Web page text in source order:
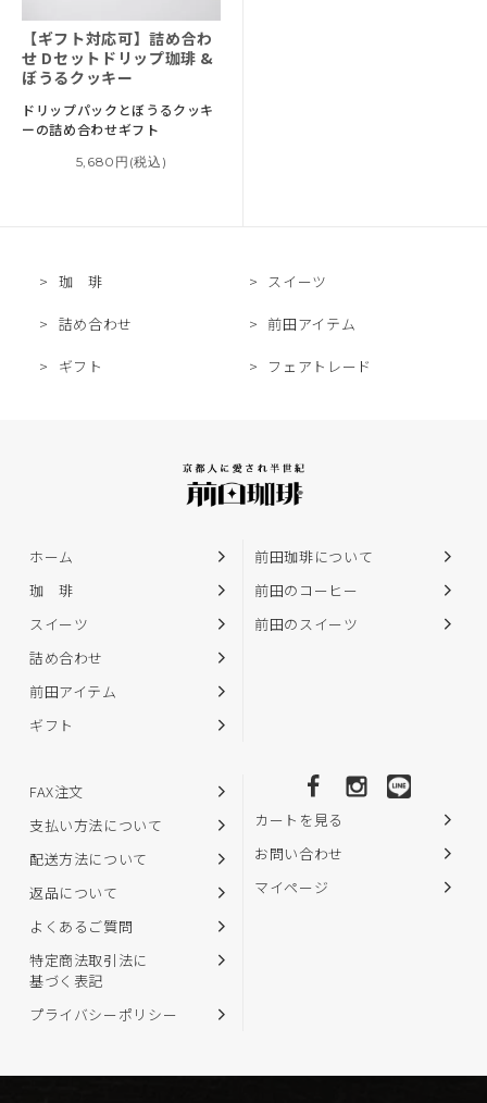
【ギフト対応可】詰め合わ
せ Dセット ドリップ珈琲 &
ぼうるクッキー
ドリップパックとぼうるクッキ
ーの詰め合わせギフト
5,680円(税込)
珈 琲 スイーツ
詰め合わせ 前田アイテム
ギフト フェアトレード
ホーム
珈 琲
スイーツ
詰め合わせ
前田アイテム
ギフト
前田珈琲について
前田のコーヒー
前田のスイーツ
FAX注文
支払い方法について
配送方法について
返品について
よくあるご質問
特定商法取引法に
基づく表記
プライバシーポリシー
カートを見る
お問い合わせ
マイページ